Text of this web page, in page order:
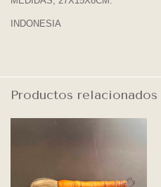
INDONESIA
Productos relacionados